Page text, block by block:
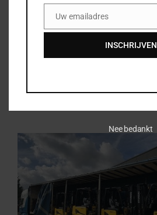
EmailUw emailadres
INSCHRIJVEN
Nee bedankt